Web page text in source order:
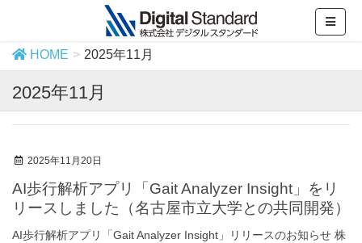
HOME 2025年11月
2025年11月
2025年11月20日
AI歩行解析アプリ「Gait Analyzer Insight」をリ
リースしました（名古屋市立大学との共同開発）
AI歩行解析アプリ「Gait Analyzer Insight」リリースのお知らせ 株